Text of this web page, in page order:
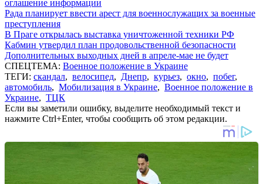
оглашение информации
Рада планирует ввести арест для военнослужащих за военные
преступления
В Праге открылась выставка уничтоженной техники РФ
Кабмин утвердил план продовольственной безопасности
Дополнительных выходных дней в апреле-мае не будет
СПЕЦТЕМА: Военное положение в Украине
ТЕГИ: скандал, велосипед, Днепр, курьез, окно, побег,
автомобиль, Мобилизация в Украине, Военное положение в
Украине, ТЦК
Если вы заметили ошибку, выделите необходимый текст и
нажмите Ctrl+Enter, чтобы сообщить об этом редакции.